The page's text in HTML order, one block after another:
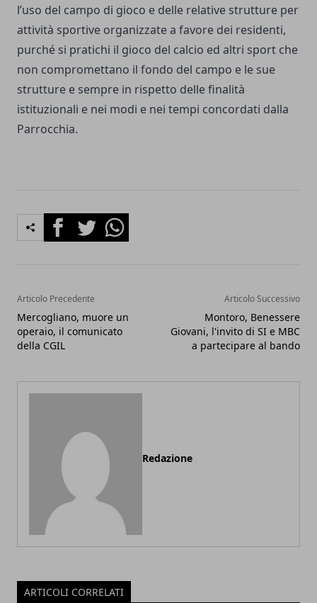
l’uso del campo di gioco e delle relative strutture per
attività sportive organizzate a favore dei residenti,
purché si pratichi il gioco del calcio ed altri sport che
non compromettano il fondo del campo e le sue
strutture e sempre in rispetto delle finalità
istituzionali e nei modi e nei tempi concordati dalla
Parrocchia.
FacebookTwitterWhatsapp
Articolo Precedente
Mercogliano, muore un
operaio, il comunicato
della CGIL
Articolo Successivo
Montoro, Benessere
Giovani, l'invito di SI e MBC
a partecipare al bando
Redazione
ARTICOLI CORRELATI